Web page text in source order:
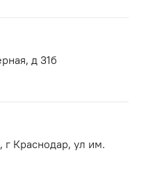
д 31б
г Краснодар, ул им.